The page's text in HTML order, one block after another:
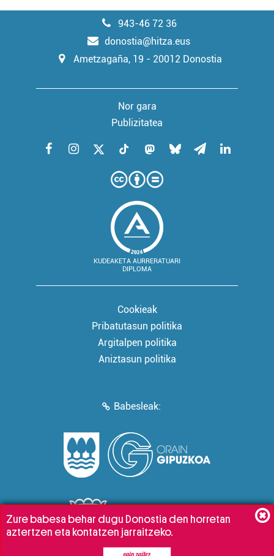
943-46 72 36
donostia@hitza.eus
Ametzagaña, 19 - 20012 Donostia
Nor gara
Publizitatea
KUDEAKETA AURRERATUARI
DIPLOMA
Cookieak
Pribatutasun politika
Argitalpen politika
Aniztasun politika
Babesleak:
Zure babesa behar dugu Donostia den horretan
aztertzen eta kontatzen jarraitzeko.